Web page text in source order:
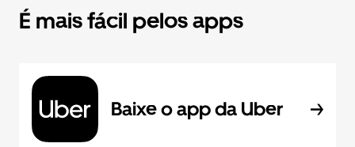
É mais fácil pelos apps
Baixe o app da Uber